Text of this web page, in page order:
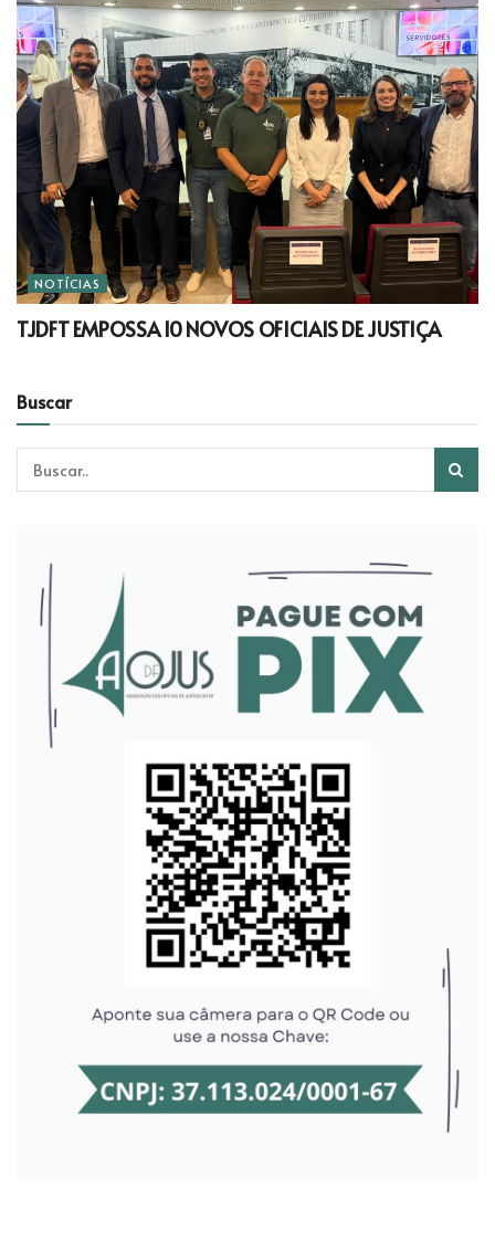
NOTÍCIAS
TJDFT EMPOSSA 10 NOVOS OFICIAIS DE JUSTIÇA
Buscar